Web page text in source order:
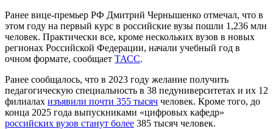
Ранее вице-премьер РФ Дмитрий Чернышенко отмечал, что в
этом году на первый курс в российские вузы пошли 1,236 млн
человек. Практически все, кроме нескольких вузов в новых
регионах Российской Федерации, начали учебный год в
очном формате, сообщает ТАСС.
Ранее сообщалось, что в 2023 году желание получить
педагогическую специальность в 38 педуниверситетах и их 12
филиалах изъявили почти 355 тысяч человек. Кроме того, до
конца 2025 года выпускниками «цифровых кафедр»
российских вузов станут более 385 тысяч человек.